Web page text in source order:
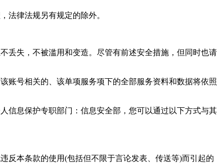
法律法规另有规定的除外。
丢失，不被滥用和变造。尽管有前述安全措施，但同时也请
账号相关的、该单项服务项下的全部服务资料和数据将依照
信息保护专职部门：信息安全部，您可以通过以下方式与其
反本条款的使用(包括但不限于言论发表、传送等)而引起的